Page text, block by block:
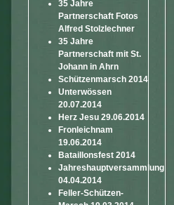
35 Jahre
Partnerschaft Fotos
Alfred Stolzlechner
35 Jahre
Partnerschaft mit St.
Johann in Ahrn
Schützenmarsch 2014
Unterwössen
20.07.2014
Herz Jesu 29.06.2014
Fronleichnam
19.06.2014
Bataillonsfest 2014
Jahreshauptversammlung
04.04.2014
Feller-Schützen-